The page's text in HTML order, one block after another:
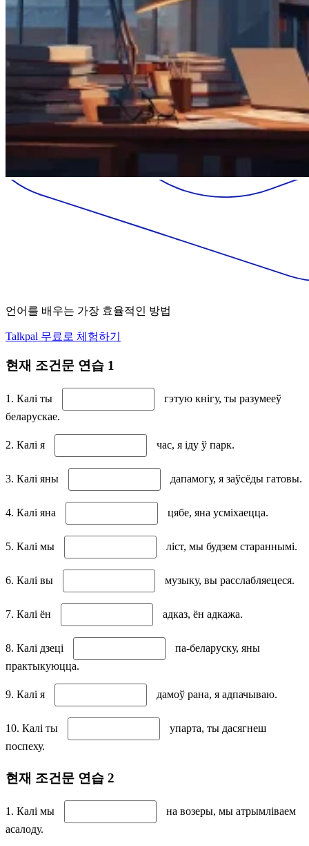
언어를 배우는 가장 효율적인 방법
Talkpal 무료로 체험하기
현재 조건문 연습 1
1. Калі ты
гэтую кнігу, ты разумееў
беларускае.
2. Калі я час, я іду ў парк.
3. Калі яны дапамогу, я заўсёды гатовы.
4. Калі яна цябе, яна усміхаецца.
5. Калі мы ліст, мы будзем стараннымі.
6. Калі вы музыку, вы расслабляецеся.
7. Калі ён адказ, ён адкажа.
8. Калі дзецi
па-беларуску, яны
практыкуюцца.
9. Калі я дамоў рана, я адпачываю.
10. Калі ты
упарта, ты дасягнеш
поспеху.
현재 조건문 연습 2
1. Калі мы
на возеры, мы атрымліваем
асалоду.